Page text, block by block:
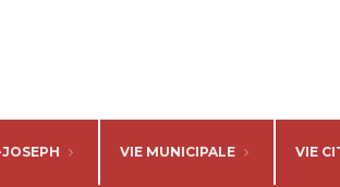
VIE MUNICIPALE VIE